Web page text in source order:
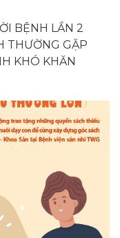
BỆNH LẦN 2
THƯỜNG GẶP
KHÓ KHĂN